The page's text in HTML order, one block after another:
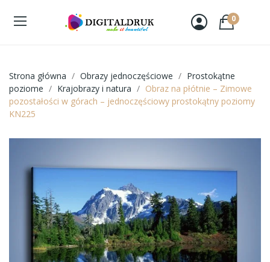
0
Strona główna Obrazy jednoczęściowe
Prostokątne
poziome
Krajobrazy i natura
Obraz na płótnie – Zimowe
pozostałości w górach – jednoczęściowy prostokątny poziomy
KN225